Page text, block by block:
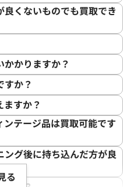
くないものでも買取でき
かりますか？
か？
すか？
テージ品は買取可能です
グ後に持ち込んだ方が良
る